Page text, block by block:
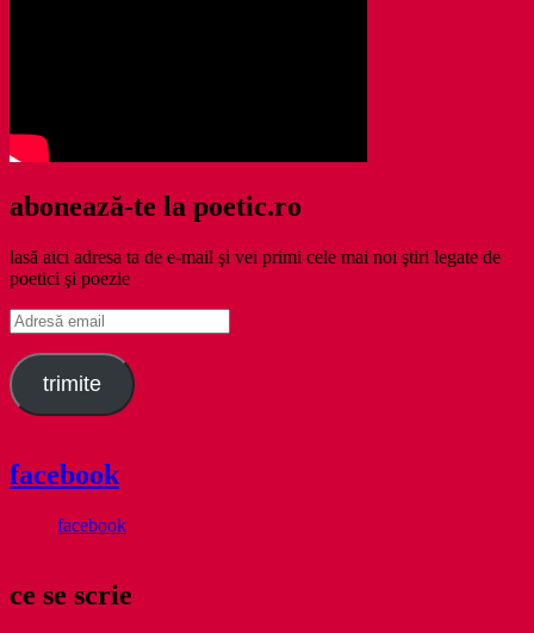
abonează-te la poetic.ro
lasă aici adresa ta de e-mail şi vei primi cele mai noi ştiri legate de
poetici şi poezie
Adresă
email
trimite
facebook
facebook
ce se scrie